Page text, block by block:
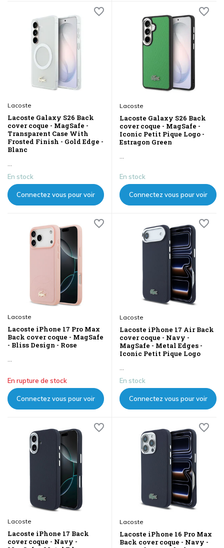
Lacoste
Lacoste Galaxy S26 Back
cover coque - MagSafe -
Transparent Case With
Frosted Finish - Gold Edge -
Blanc
En stock
Connectez vous pour voir
Lacoste
Lacoste Galaxy S26 Back
cover coque - MagSafe -
Iconic Petit Pique Logo -
Estragon Green
En stock
Connectez vous pour voir
Lacoste
Lacoste iPhone 17 Pro Max
Back cover coque - MagSafe
- Bliss Design - Rose
...
En rupture de stock
Connectez vous pour voir
Lacoste
Lacoste iPhone 17 Air Back
cover coque - Navy -
MagSafe - Metal Edges -
Iconic Petit Pique Logo
...
En stock
Connectez vous pour voir
Lacoste
Lacoste iPhone 17 Back
cover coque - Navy -
Lacoste
Lacoste iPhone 16 Pro Max
Back cover coque - Navy -